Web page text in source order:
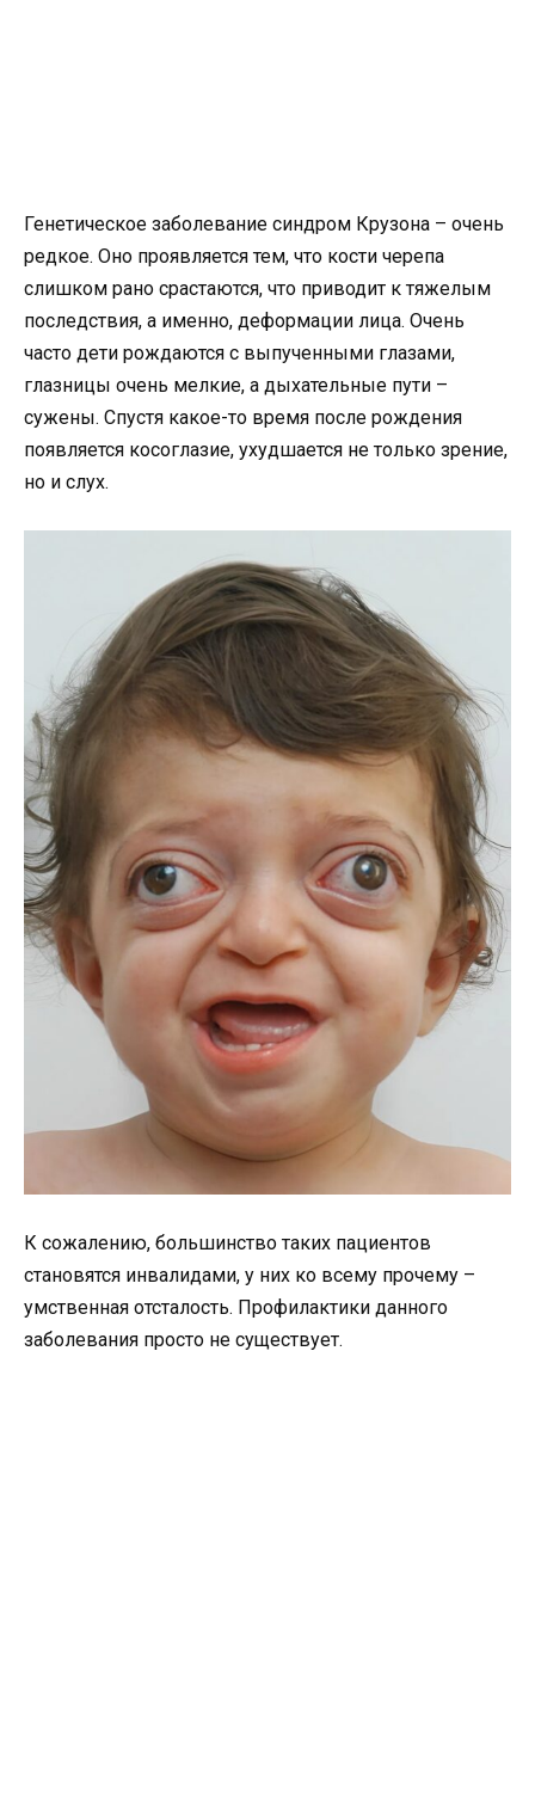
Генетическое заболевание синдром Крузона – очень
редкое. Оно проявляется тем, что кости черепа
слишком рано срастаются, что приводит к тяжелым
последствия, а именно, деформации лица. Очень
часто дети рождаются с выпученными глазами,
глазницы очень мелкие, а дыхательные пути –
сужены. Спустя какое-то время после рождения
появляется косоглазие, ухудшается не только зрение,
но и слух.
К сожалению, большинство таких пациентов
становятся инвалидами, у них ко всему прочему –
умственная отсталость. Профилактики данного
заболевания просто не существует.